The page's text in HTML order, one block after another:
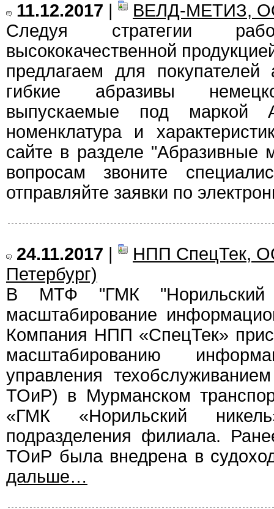
11.12.2017 |
ВЕЛД-МЕТИЗ,
Следуя стратегии
высококачественной
предлагаем для покупателей
гибкие абразивы
выпускаемые под маркой
номенклатура и
сайте в разделе "Абразивные
вопросам звоните
отправляйте заявки по
24.11.2017 |
НПП СпецТек,
Петербург)
В МТФ "ГМК "Норильский
масштабирование
Компания НПП «СпецТек»
масштабированию
управления
ТОиР) в Мурманском
«ГМК «Норильский
подразделения филиала.
ТОиР была внедрена в
дальше…